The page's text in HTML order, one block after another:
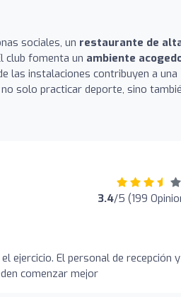
sociales, un restaurante de
club fomenta un ambiente
las instalaciones contribuyen a una
solo practicar deporte, sino
3.4/5 (199
ejercicio. El personal de recepción y
comenzar mejor